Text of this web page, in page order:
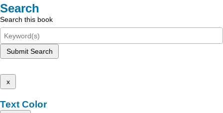
Search
Search this book
Submit Search
x
Text Color